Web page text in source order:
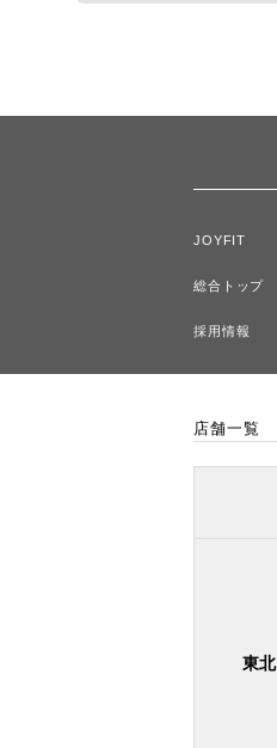
JOYFIT
総合トップ
採用情報
店舗一覧
東北